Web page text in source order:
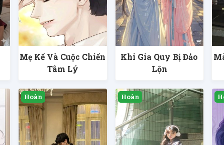
Mẹ Kế Và Cuộc Chiến
Tâm Lý
Khi Gia Quy Bị Đảo
Lộn